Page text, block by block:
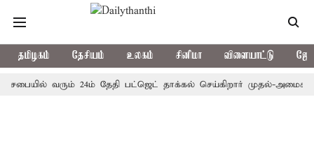
தமிழகம் தேசியம் உலகம் சினிமா விளையாட்டு
வரும் 24ம் தேதி பட்ஜெட் தாக்கல் செய்கிறார் முதல்-அமைச்சர்